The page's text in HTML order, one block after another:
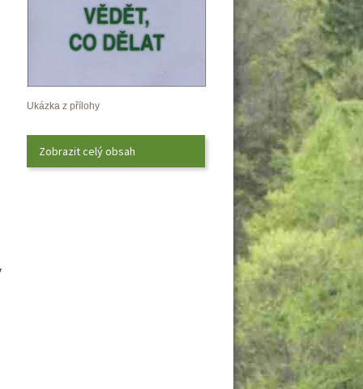
Ukázka z přílohy
Zobrazit celý obsah